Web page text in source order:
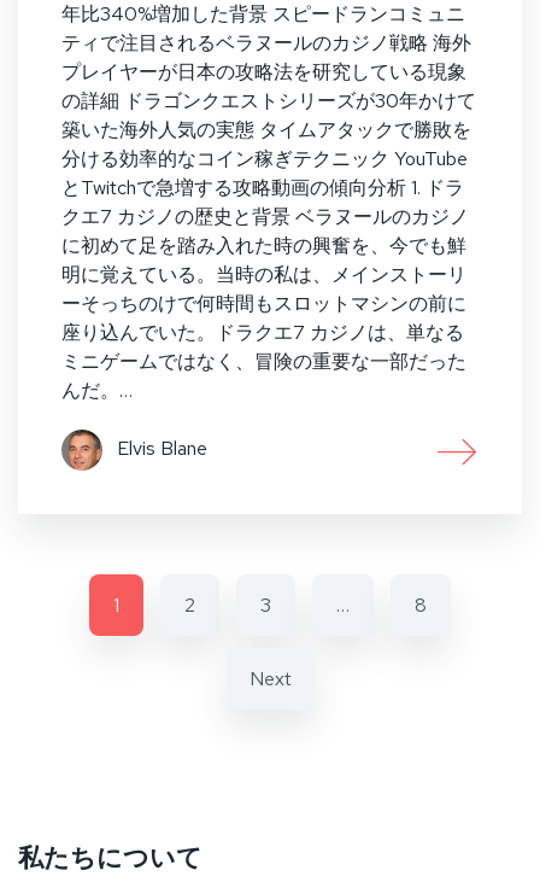
年比340%増加した背景 スピードランコミュニ
ティで注目されるベラヌールのカジノ戦略 海外
プレイヤーが日本の攻略法を研究している現象
の詳細 ドラゴンクエストシリーズが30年かけて
築いた海外人気の実態 タイムアタックで勝敗を
分ける効率的なコイン稼ぎテクニック YouTube
とTwitchで急増する攻略動画の傾向分析 1. ドラ
クエ7 カジノの歴史と背景 ベラヌールのカジノ
に初めて足を踏み入れた時の興奮を、今でも鮮
明に覚えている。当時の私は、メインストーリ
ーそっちのけで何時間もスロットマシンの前に
座り込んでいた。ドラクエ7 カジノは、単なる
ミニゲームではなく、冒険の重要な一部だった
んだ。…
Elvis Blane
1 2 3 … 8
Next
私たちについて